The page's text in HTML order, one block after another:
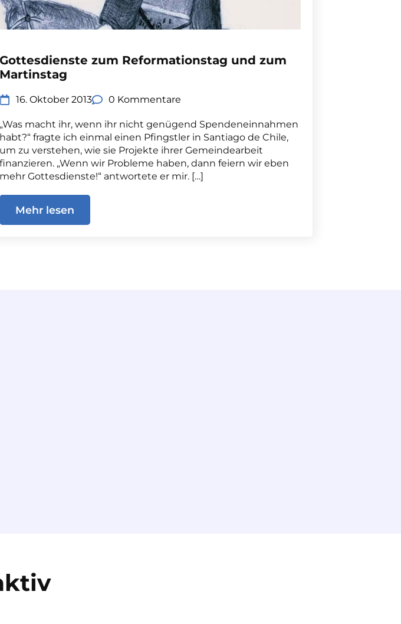
Gottesdienste zum Reformationstag und zum
Martinstag
16. Oktober 2013 0 Kommentare
„Was macht ihr, wenn ihr nicht genügend Spendeneinnahmen
habt?“ fragte ich einmal einen Pfingstler in Santiago de Chile,
um zu verstehen, wie sie Projekte ihrer Gemeindearbeit
finanzieren. „Wenn wir Probleme haben, dann feiern wir eben
mehr Gottesdienste!“ antwortete er mir. […]
Mehr lesen